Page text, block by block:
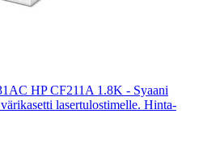
HP CF211A 1.8K - Syaani
lasertulostimelle. Hinta-